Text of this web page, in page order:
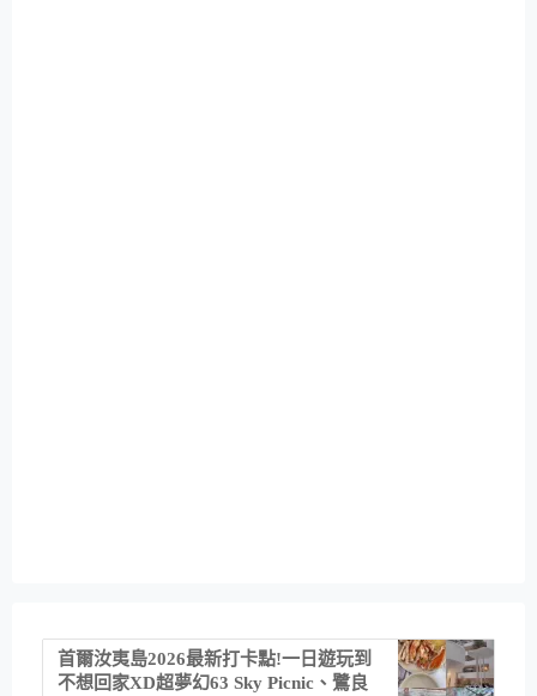
首爾汝夷島2026最新打卡點!一日遊玩到
不想回家XD超夢幻63 Sky Picnic、鷺良